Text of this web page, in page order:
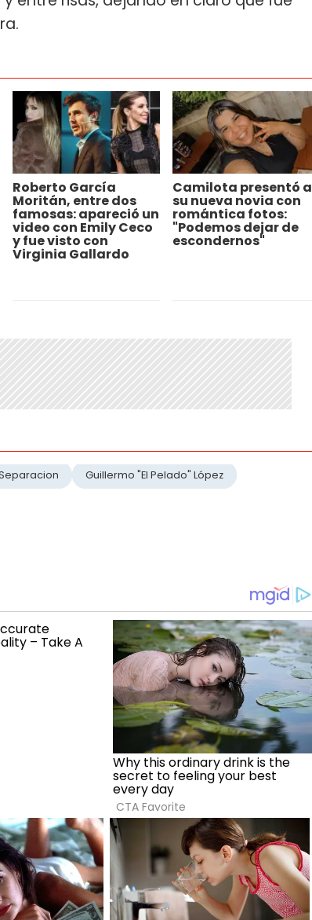
Roberto García
Moritán, entre dos
famosas: apareció un
video con Emily Ceco
y fue visto con
Virginia Gallardo
Camilota presentó a
su nueva novia con
romántica fotos:
"Podemos dejar de
escondernos"
Guillermo "El Pelado" López